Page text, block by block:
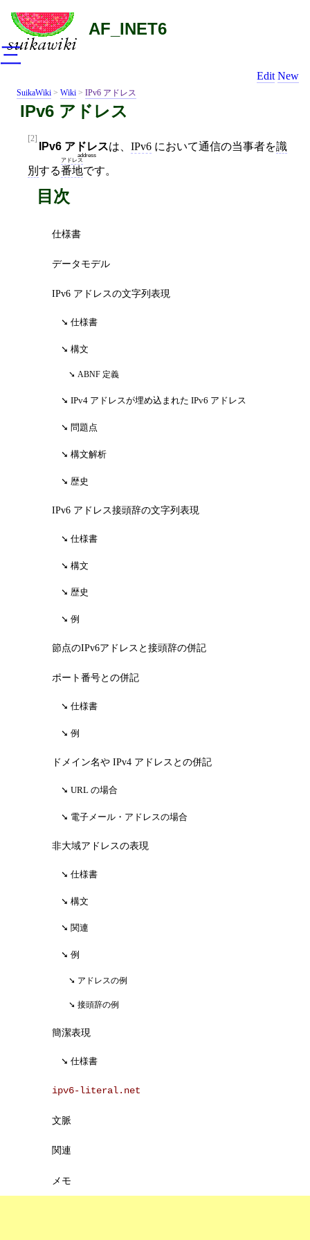
AF_INET6
Edit New
SuikaWiki > Wiki > IPv6 アドレス
IPv6 アドレス
[2]
IPv6 アドレス
address
は、 IPv6 において通信の当事者を識
別 する番地
アドレス
です。
目次
仕様書
データモデル
IPv6 アドレスの文字列表現
仕様書
構文
ABNF 定義
IPv4 アドレスが埋め込まれた IPv6 アドレス
問題点
構文解析
歴史
IPv6 アドレス接頭辞の文字列表現
仕様書
構文
歴史
例
節点のIPv6アドレスと接頭辞の併記
ポート番号との併記
仕様書
例
ドメイン名や IPv4 アドレスとの併記
URL の場合
電子メール・アドレスの場合
非大域アドレスの表現
仕様書
構文
関連
例
アドレスの例
接頭辞の例
簡潔表現
仕様書
ipv6-literal.net
文脈
関連
メモ
三